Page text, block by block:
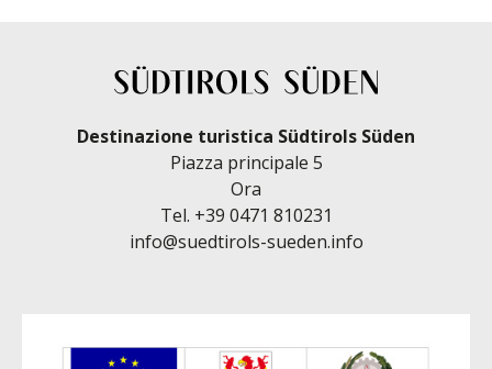
Destinazione turistica Südtirols Süden
Piazza principale 5
Ora
Tel. +39 0471 810231
info@suedtirols-sueden.info